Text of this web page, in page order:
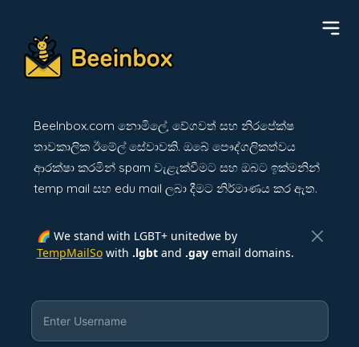
BeeInbox.com නොමිලේ, වේගවත් සහ නිරපේක්ෂ
තාවකාලික ඊමේල් සේවාවකි. ඔබේ පෞද්ගලිකත්වය
ආරක්ෂා කරමින් spam වැළැක්වීමට සහ ඔබට ඉක්මනින්
temp mail සහ edu mail ලබා දීමට නිර්මාණය කර ඇත.
🌈 We stand with LGBT+ unitedwe by
TempMailSowith .lgbtand .gayemail domains.